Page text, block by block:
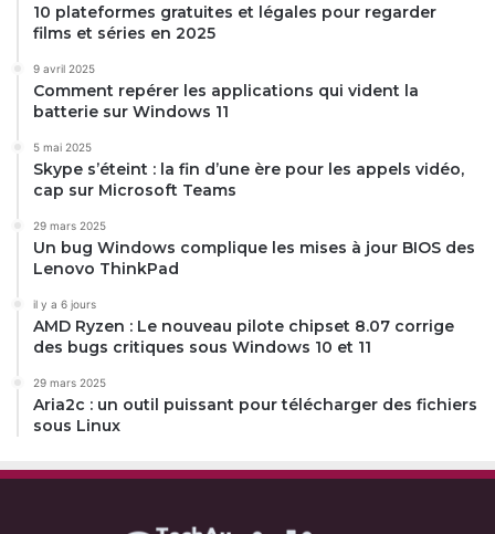
10 plateformes gratuites et légales pour regarder
films et séries en 2025
9 avril 2025
Comment repérer les applications qui vident la
batterie sur Windows 11
5 mai 2025
Skype s’éteint : la fin d’une ère pour les appels vidéo,
cap sur Microsoft Teams
29 mars 2025
Un bug Windows complique les mises à jour BIOS des
Lenovo ThinkPad
il y a 6 jours
AMD Ryzen : Le nouveau pilote chipset 8.07 corrige
des bugs critiques sous Windows 10 et 11
29 mars 2025
Aria2c : un outil puissant pour télécharger des fichiers
sous Linux